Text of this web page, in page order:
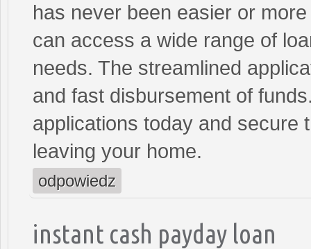
has never been easier or
can access a wide range of
needs. The streamlined
and fast disbursement of
applications today and secure
leaving your home.
odpowiedz
instant cash payday loan